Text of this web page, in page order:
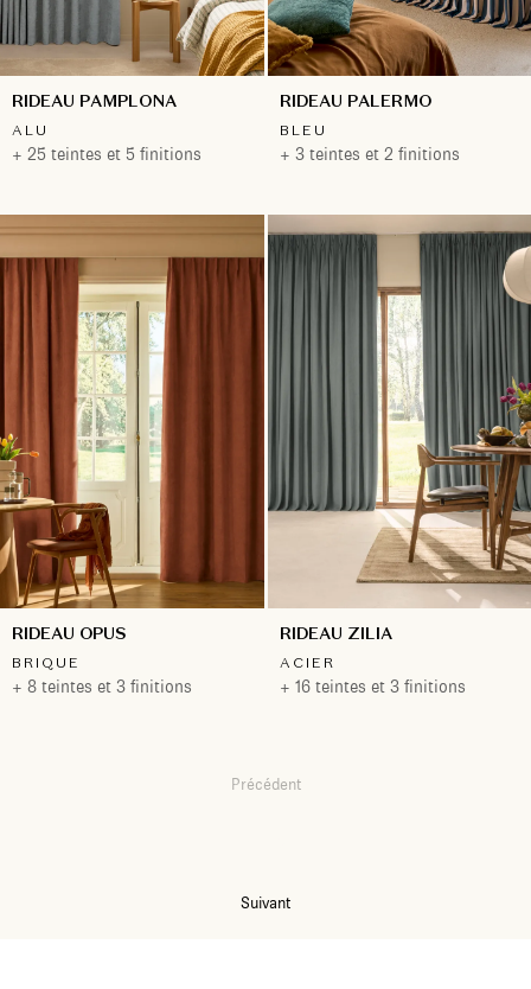
RIDEAU PAMPLONA
ALU
+ 25 teintes et 5 finitions
RIDEAU PALERMO
BLEU
+ 3 teintes et 2 finitions
RIDEAU OPUS
BRIQUE
+ 8 teintes et 3 finitions
RIDEAU ZILIA
ACIER
+ 16 teintes et 3 finitions
Précédent
Suivant